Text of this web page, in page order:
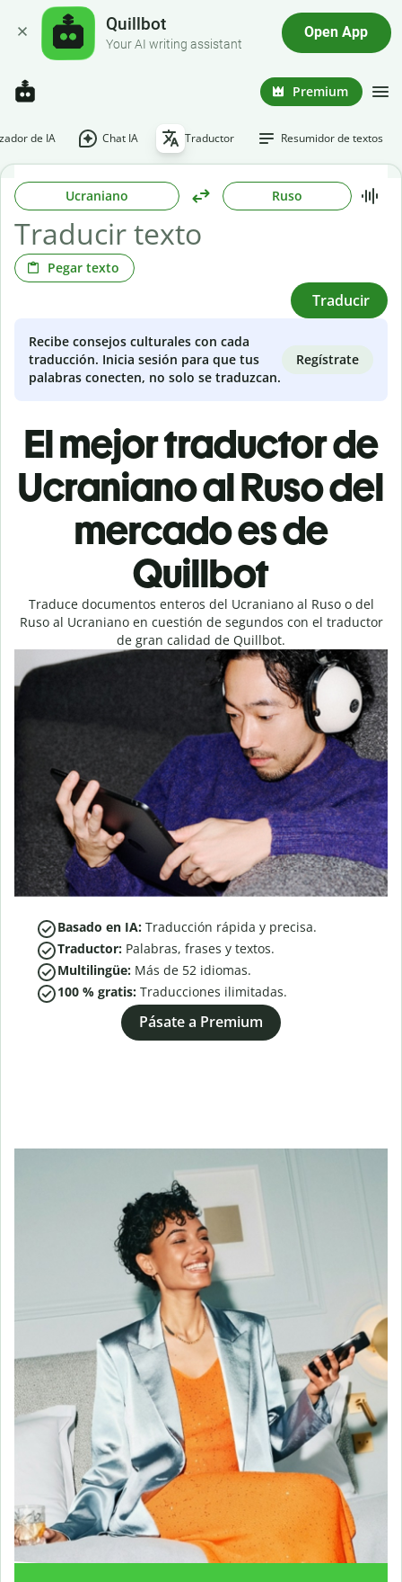
Quillbot
Your AI writing assistant
Open App
Premium
de IA Chat IA Traductor Resumidor de textos
Ucraniano Ruso
Pegar texto
Traducir
Recibe consejos culturales con cada
traducción. Inicia sesión para que tus
palabras conecten, no solo se traduzcan.
Regístrate
El mejor traductor de
Ucraniano al Ruso del
mercado es de
Quillbot
Traduce documentos enteros del Ucraniano al Ruso o del
Ruso al Ucraniano en cuestión de segundos con el traductor
de gran calidad de Quillbot.
Basado en IA: Traducción rápida y precisa.
Traductor: Palabras, frases y textos.
Multilingüe: Más de 52 idiomas.
100 % gratis: Traducciones ilimitadas.
Pásate a Premium